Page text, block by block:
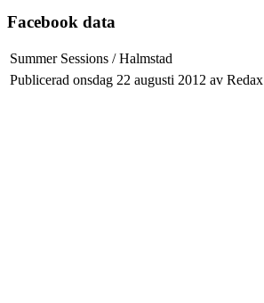
Facebook data
Summer Sessions / Halmstad
Publicerad onsdag 22 augusti 2012 av Redax